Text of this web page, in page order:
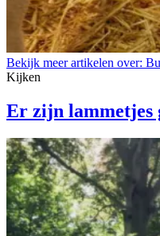
Bekijk meer artikelen over:
Kijken
Er zijn lammetjes